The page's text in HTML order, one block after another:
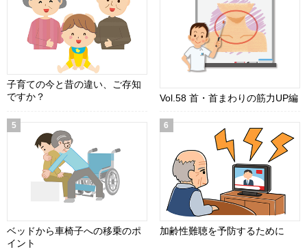
子育ての今と昔の違い、ご存知
ですか？
Vol.58 首・首まわりの筋力UP編
ベッドから車椅子への移乗のポ
イント
加齢性難聴を予防するために